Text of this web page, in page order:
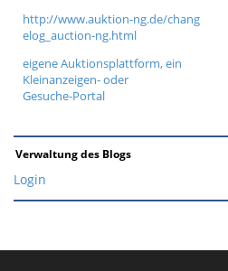
http://www.auktion-ng.de/chang
elog_auction-ng.html
eigene Auktionsplattform, ein
Kleinanzeigen- oder
Gesuche-Portal
Verwaltung des Blogs
Login